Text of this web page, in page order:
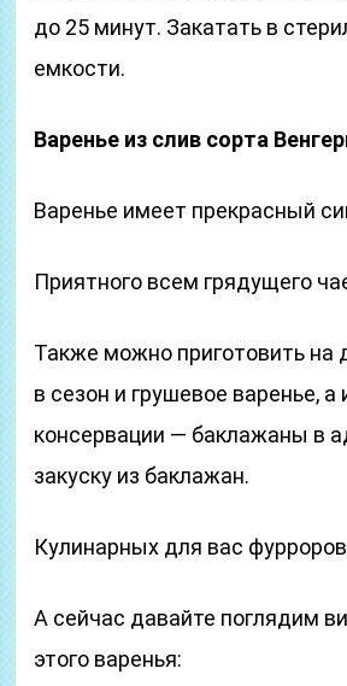
до 25 минут. Закатать в
емкости.
Варенье из слив сорта
Варенье имеет прекрасный
Приятного всем грядущего
Также можно приготовить
в сезон и грушевое варенье,
консервации — баклажаны в
закуску из баклажан.
Кулинарных для вас
А сейчас давайте поглядим
этого варенья: